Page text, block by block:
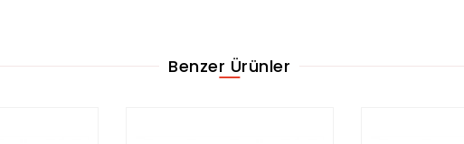
Benzer Ürünler